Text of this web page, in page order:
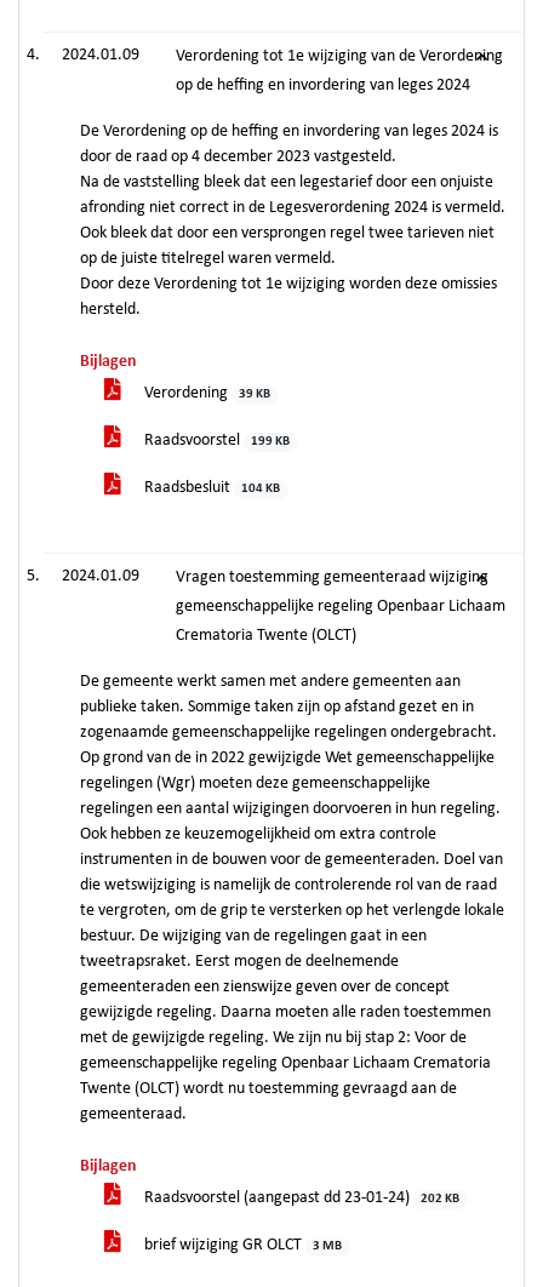
2024.01.09
Verordening tot 1e wijziging van de Verordening
op de heffing en invordering van leges 2024
De Verordening op de heffing en invordering van leges 2024 is
door de raad op 4 december 2023 vastgesteld.
Na de vaststelling bleek dat een legestarief door een onjuiste
afronding niet correct in de Legesverordening 2024 is vermeld.
Ook bleek dat door een versprongen regel twee tarieven niet
op de juiste titelregel waren vermeld.
Door deze Verordening tot 1e wijziging worden deze omissies
hersteld.
Bijlagen
Verordening
39 KB
Raadsvoorstel 199 KB
Raadsbesluit 104 KB
2024.01.09
Vragen toestemming gemeenteraad wijziging
gemeenschappelijke regeling Openbaar Lichaam
Crematoria Twente (OLCT)
De gemeente werkt samen met andere gemeenten aan
publieke taken. Sommige taken zijn op afstand gezet en in
zogenaamde gemeenschappelijke regelingen ondergebracht.
Op grond van de in 2022 gewijzigde Wet gemeenschappelijke
regelingen (Wgr) moeten deze gemeenschappelijke
regelingen een aantal wijzigingen doorvoeren in hun regeling.
Ook hebben ze keuzemogelijkheid om extra controle
instrumenten in de bouwen voor de gemeenteraden. Doel van
die wetswijziging is namelijk de controlerende rol van de raad
te vergroten, om de grip te versterken op het verlengde lokale
bestuur. De wijziging van de regelingen gaat in een
tweetrapsraket. Eerst mogen de deelnemende
gemeenteraden een zienswijze geven over de concept
gewijzigde regeling. Daarna moeten alle raden toestemmen
met de gewijzigde regeling. We zijn nu bij stap 2: Voor de
gemeenschappelijke regeling Openbaar Lichaam Crematoria
Twente (OLCT) wordt nu toestemming gevraagd aan de
gemeenteraad.
Bijlagen
Raadsvoorstel (aangepast dd 23-01-24)
202 KB
brief wijziging GR OLCT 3 MB